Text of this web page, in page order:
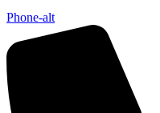
Phone-alt